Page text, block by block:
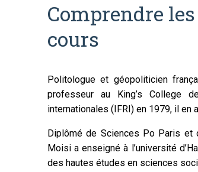
Comprendre
cours
Politologue et géopoliticien
professeur au King’s College
internationales (IFRI) en 1979, il
Diplômé de Sciences Po Paris et
Moisi a enseigné à l’université
des hautes études en sciences